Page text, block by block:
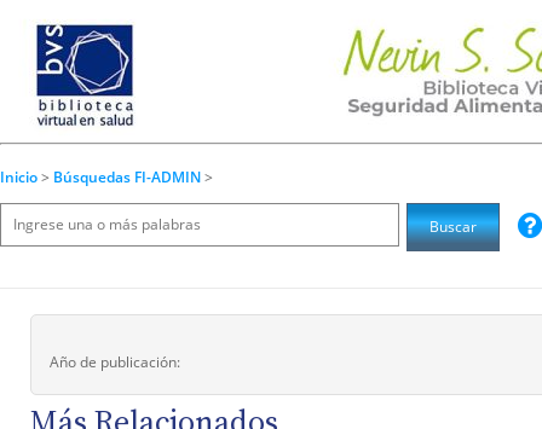
Inicio> Búsquedas FI-ADMIN>
Año de publicación: